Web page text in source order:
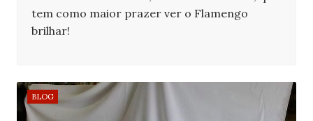
tem como maior prazer ver o Flamengo
brilhar!
BLOG